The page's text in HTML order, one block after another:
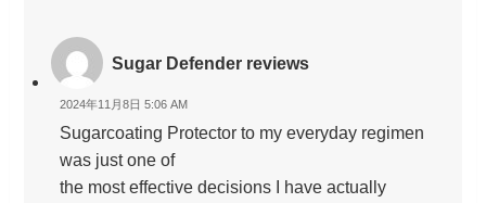
Sugar Defender reviews
2024年11月8日 5:06 AM
Sugarcoating Protector to my everyday regimen
was just one of
the most effective decisions I have actually